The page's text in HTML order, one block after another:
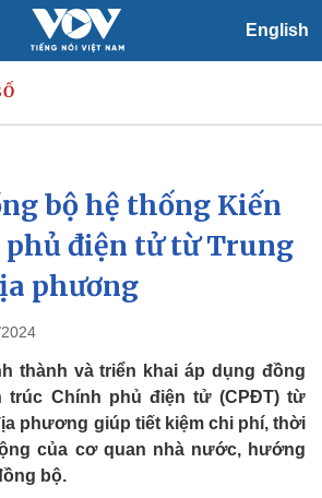
English
Xã hội
Tin 24h
Dự báo thời tiết
Giáo dục
Dấu ấn VOV
bộ hệ thống Kiến
điện tử từ Trung
phương
thành và triển khai áp dụng đồng
trúc Chính phủ điện tử (CPĐT) từ
phương giúp tiết kiệm chi phí, thời
của cơ quan nhà nước, hướng
bộ.